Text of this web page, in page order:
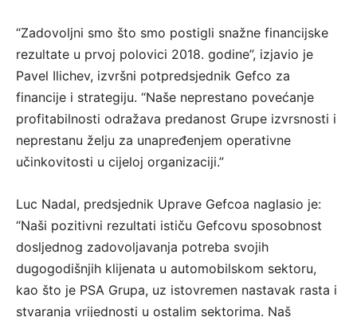
“Zadovoljni smo što smo postigli snažne financijske
rezultate u prvoj polovici 2018. godine”, izjavio je
Pavel Ilichev, izvršni potpredsjednik Gefco za
financije i strategiju. “Naše neprestano povećanje
profitabilnosti odražava predanost Grupe izvrsnosti i
neprestanu želju za unapređenjem operativne
učinkovitosti u cijeloj organizaciji.”
Luc Nadal, predsjednik Uprave Gefcoa naglasio je:
“Naši pozitivni rezultati ističu Gefcovu sposobnost
dosljednog zadovoljavanja potreba svojih
dugogodišnjih klijenata u automobilskom sektoru,
kao što je PSA Grupa, uz istovremen nastavak rasta i
stvaranja vrijednosti u ostalim sektorima. Naš